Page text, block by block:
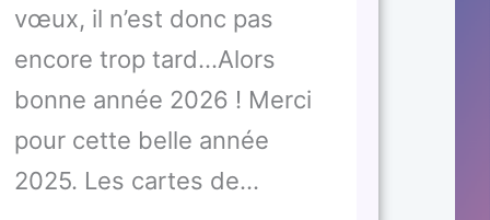
vœux, il n’est donc pas
encore trop tard…Alors
bonne année 2026 ! Merci
pour cette belle année
2025. Les cartes de…